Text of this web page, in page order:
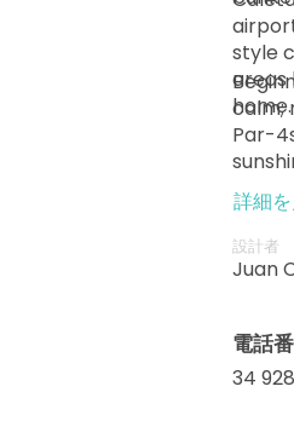
airport. ￼ The vibe is relaxed yet
style
areas
home.
calm;
Par-
詳細
設計者
Juan
電話
34